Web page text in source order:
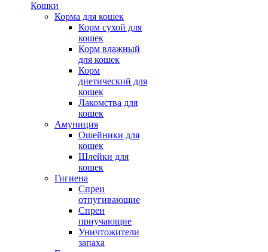
Кошки
Корма для кошек
Корм сухой для
кошек
Корм влажный
для кошек
Корм
диетический для
кошек
Лакомства для
кошек
Амуниция
Ошейники для
кошек
Шлейки для
кошек
Гигиена
Спреи
отпугивающие
Спреи
приучающие
Уничтожители
запаха